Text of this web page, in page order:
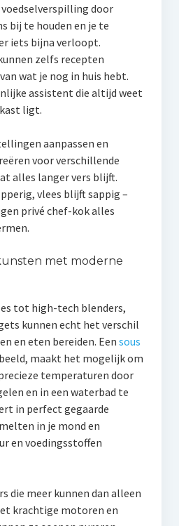
door
bij te houden en je te
iets bijna verloopt.
zelfs recepten
wat je nog in huis hebt.
assistent die altijd weet
ligt.
aanpassen en
voor verschillende
alles langer vers blijft.
vlees blijft sappig –
privé chef-kok alles
met moderne
tot high-tech blenders,
kunnen echt het verschil
en eten bereiden. Een sous
maakt het mogelijk om
temperaturen door
en in een waterbad te
in perfect gegaarde
in je mond en
en voedingsstoffen
die meer kunnen dan alleen
krachtige motoren en